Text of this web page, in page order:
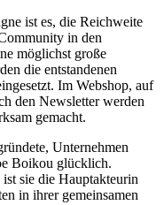
ist es, die Reichweite
in den
möglichst große
die entstandenen
Im Webshop, auf
den Newsletter werden
gemacht.
Unternehmen
Boikou glücklich.
sie die Hauptakteurin
in ihrer gemeinsamen